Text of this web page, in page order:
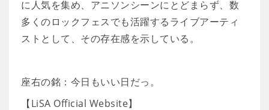
に人気を集め、アニソンシーンにとどまらず、数
多くのロックフェスでも活躍するライブアーティ
ストとして、その存在感を示している。
座右の銘：今日もいい日だっ。
【LiSA Official Website】